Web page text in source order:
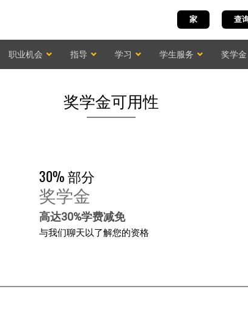
查
家
职业机会 指导 学习 学生服务 奖学金
奖学金可用性
30% 部分
奖学金
高达30%学费减免
与我们聊天以了解您的资格